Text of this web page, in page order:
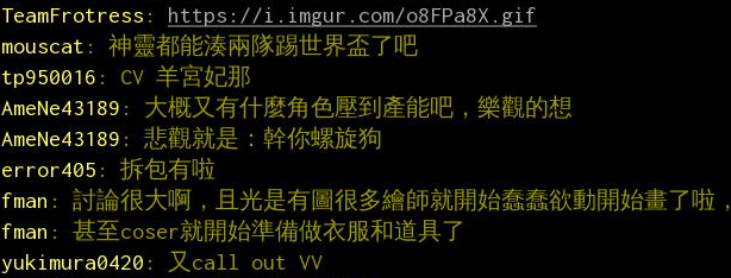
TeamFrotress : https://i.imgur.com/o8FPa8X.gif
mouscat : 神靈都能湊兩隊踢世界盃了吧
tp950016 : CV 羊宮妃那
AmeNe43189 : 大概又有什麼角色壓到產能吧，樂觀的想
AmeNe43189 : 悲觀就是：幹你螺旋狗
error405 : 拆包有啦
fman : 討論很大啊，且光是有圖很多繪師就開始蠢蠢欲動開始畫了啦，
fman : 甚至coser就開始準備做衣服和道具了
yukimura0420 : 又call out VV